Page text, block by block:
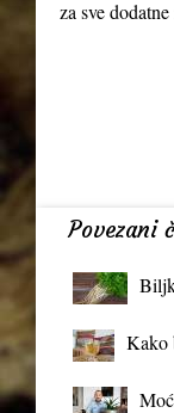
za sve
Povezani
Kako